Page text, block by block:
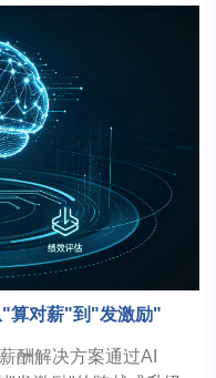
"算对薪"到"发激励"
酬解决方案通过AI